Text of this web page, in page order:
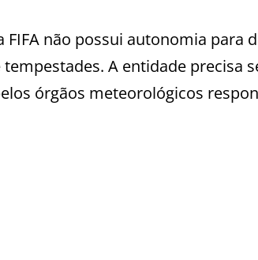
FIFA não possui autonomia
A entidade precisa
órgãos meteorológicos